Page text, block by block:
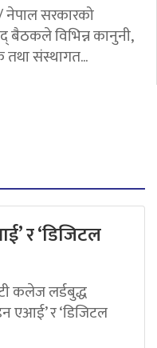
नेपाल सरकारको
बैठकले विभिन्न कानुनी,
तथा संस्थागत...
र ‘डिजिटल
कलेज लर्डबुद्ध
एआई’ र ‘डिजिटल